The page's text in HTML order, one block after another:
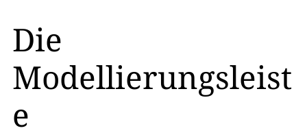
Die
Modellierungsleist
e